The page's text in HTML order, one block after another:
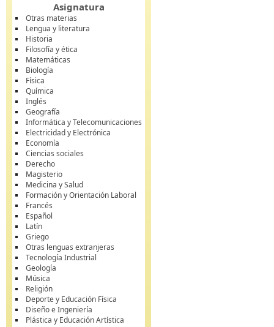
Asignatura
Otras materias
Lengua y literatura
Historia
Filosofía y ética
Matemáticas
Biología
Física
Química
Inglés
Geografía
Informática y Telecomunicaciones
Electricidad y Electrónica
Economía
Ciencias sociales
Derecho
Magisterio
Medicina y Salud
Formación y Orientación Laboral
Francés
Español
Latín
Griego
Otras lenguas extranjeras
Tecnología Industrial
Geología
Música
Religión
Deporte y Educación Física
Diseño e Ingeniería
Plástica y Educación Artística